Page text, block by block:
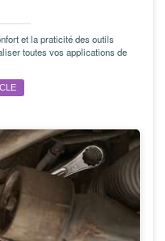
et la praticité des outils
toutes vos applications de